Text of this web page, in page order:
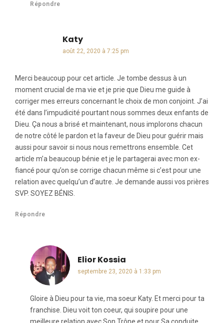
Répondre
Katydit :
août 22, 2020 à 7:25 pm
Merci beaucoup pour cet article. Je tombe dessus à un
moment crucial de ma vie et je prie que Dieu me guide à
corriger mes erreurs concernant le choix de mon conjoint. J’ai
été dans l’impudicité pourtant nous sommes deux enfants de
Dieu. Ça nous a brisé et maintenant, nous implorons chacun
de notre côté le pardon et la faveur de Dieu pour guérir mais
aussi pour savoir si nous nous remettrons ensemble. Cet
article m’a beaucoup bénie et je le partagerai avec mon ex-
fiancé pour qu’on se corrige chacun même si c’est pour une
relation avec quelqu’un d’autre. Je demande aussi vos prières
SVP. SOYEZ BÉNIS.
Répondre
Elior Kossia
septembre 23, 2020 à 1:33 pm
Gloire à Dieu pour ta vie, ma soeur Katy. Et merci pour ta
franchise. Dieu voit ton coeur, qui soupire pour une